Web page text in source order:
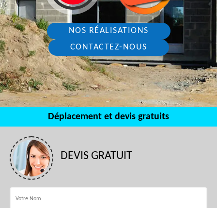
NOS RÉALISATIONS
CONTACTEZ-NOUS
Déplacement et devis gratuits
DEVIS GRATUIT